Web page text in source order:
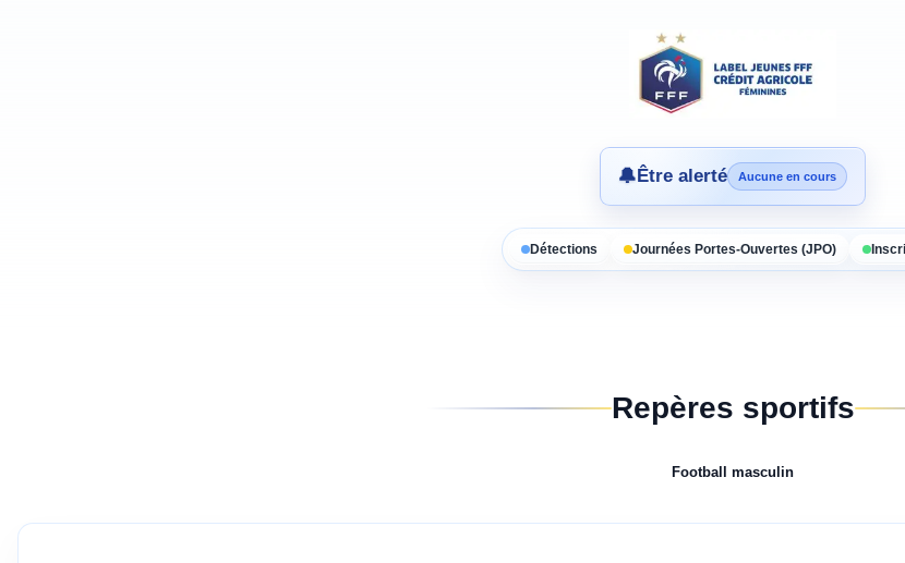
🔔Être alerté Aucune en cours
Détections Journées Portes-Ouvertes (JPO)
Repères sportifs
Football masculin